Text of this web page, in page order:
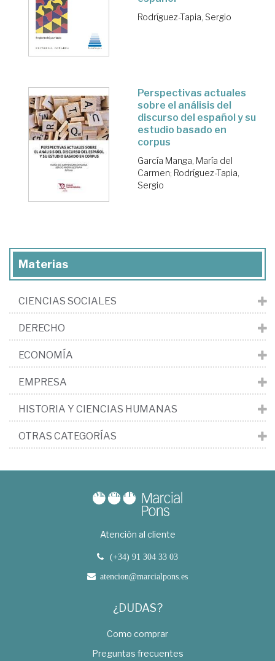
Rodríguez-Tapia, Sergio
Perspectivas actuales
sobre el análisis del
discurso del español y su
estudio basado en
corpus
García Manga, María del
Carmen; Rodríguez-Tapia,
Sergio
Materias
CIENCIAS SOCIALES
DERECHO
ECONOMÍA
EMPRESA
HISTORIA Y CIENCIAS HUMANAS
OTRAS CATEGORÍAS
Atención al cliente
(+34) 91 304 33 03
atencion@marcialpons.es
¿DUDAS?
Como comprar
Preguntas frecuentes